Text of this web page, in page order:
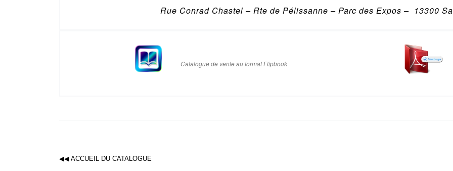
Rue Conrad Chastel – Rte de Pélissanne – Parc des Expos – 13300
Catalogue de vente au format Flipbook
◀◀ ACCUEIL DU CATALOGUE